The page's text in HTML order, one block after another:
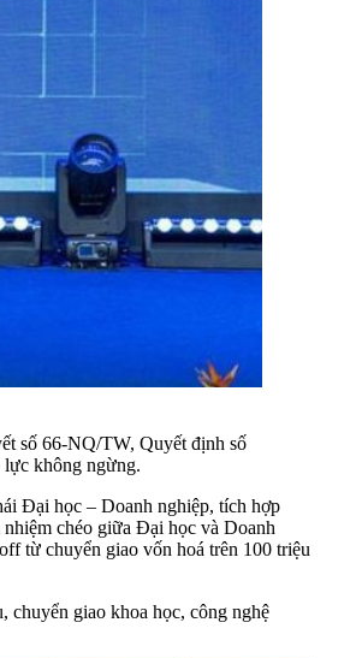
số 66-NQ/TW, Quyết định số
không ngừng.
Đại học – Doanh nghiệp, tích hợp
chéo giữa Đại học và Doanh
từ chuyển giao vốn hoá trên 100 triệu
chuyển giao khoa học, công nghệ